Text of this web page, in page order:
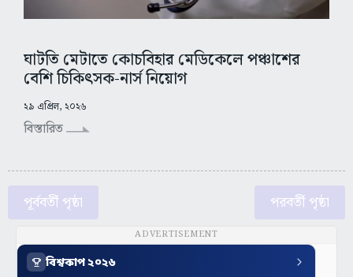
ঘাটতি মেটাতে কোচবিহার মেডিকেলে পঞ্চাশের
বেশি চিকিৎসক-নার্স নিয়োগ
২৯ এপ্রিল, ২০২৬
বিস্তারিত
পূর্ববর্তী পৃষ্ঠা পরবর্তী পৃষ্ঠা
ADVERTISEMENT